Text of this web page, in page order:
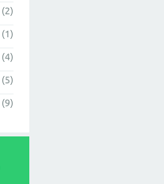
(2)
(1)
(4)
(5)
(9)